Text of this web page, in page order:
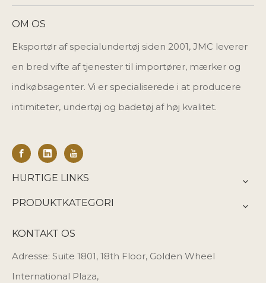
OM OS
Eksportør af specialundertøj siden 2001, JMC leverer
en bred vifte af tjenester til importører, mærker og
indkøbsagenter. Vi er specialiserede i at producere
intimiteter, undertøj og badetøj af høj kvalitet.
HURTIGE LINKS
PRODUKTKATEGORI
KONTAKT OS
Adresse: Suite 1801, 18th Floor, Golden Wheel
International Plaza,